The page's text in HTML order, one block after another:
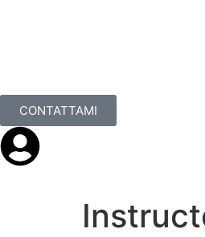
CONTATTAMI